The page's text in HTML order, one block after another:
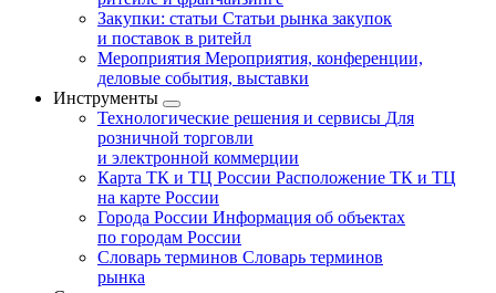
Закупки: статьи Статьи рынка закупок
и поставок в ритейл
Мероприятия Мероприятия, конференции,
деловые события, выставки
Инструменты
Технологические решения и сервисы Для
розничной торговли
и электронной коммерции
Карта ТК и ТЦ России Расположение ТК и ТЦ
на карте России
Города России Информация об объектах
по городам России
Словарь терминов Словарь терминов
рынка